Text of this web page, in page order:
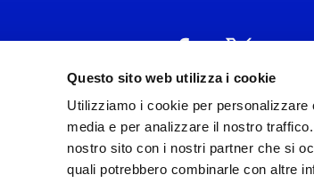
Questo sito web utilizza i cookie
Utilizziamo i cookie per
media e per analizzare il nostro
nostro sito con i nostri partner che si
quali potrebbero combinarle con altre
UNIVERSAL MUSIC
P.IVA IT03802730154
Capitale